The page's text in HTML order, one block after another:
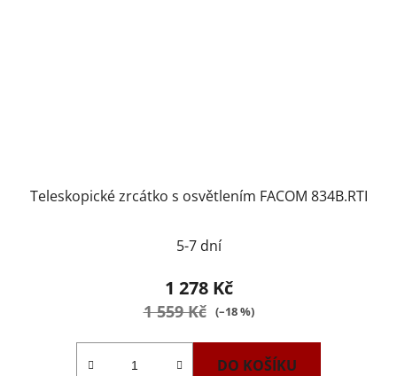
Teleskopické zrcátko s osvětlením FACOM 834B.RTI
5-7 dní
1 278 Kč
1 559 Kč (–18 %)
DO KOŠÍKU